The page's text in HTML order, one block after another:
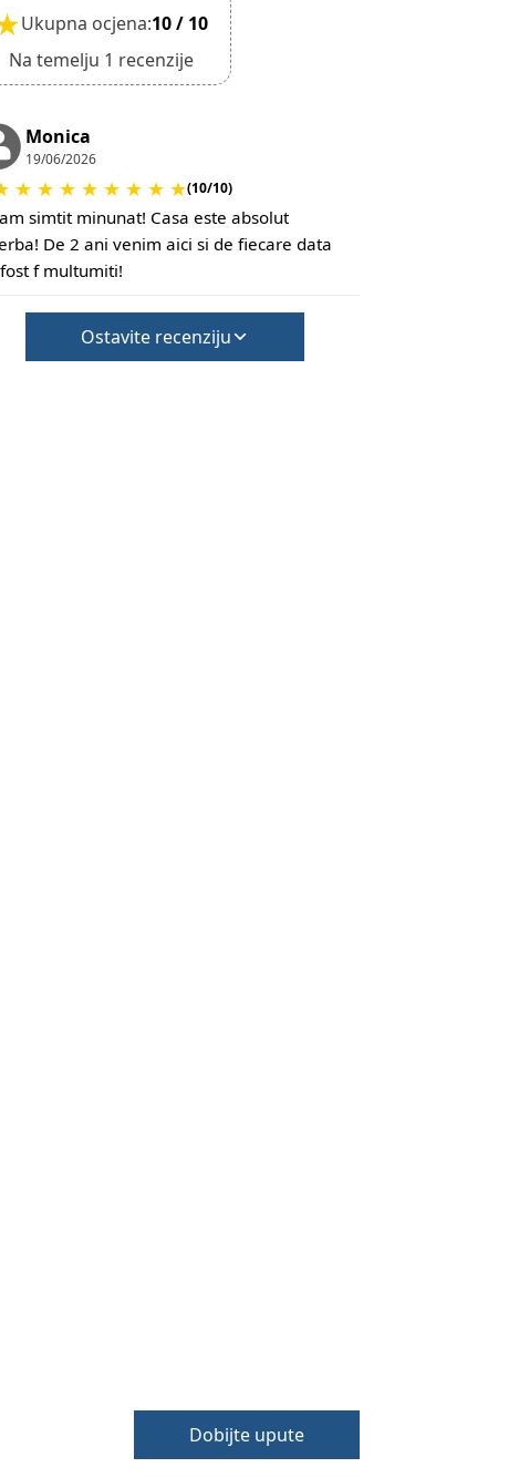
Ukupna ocjena:10 / 10
Na temelju 1 recenzije
Monica
19/06/2026
★ ★ ★ ★ ★ ★ ★ ★(10/10)
simtit minunat! Casa este absolut
De 2 ani venim aici si de fiecare data
f multumiti!
Ostavite recenziju
Dobijte upute